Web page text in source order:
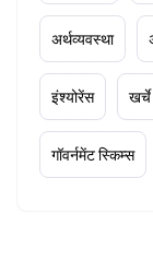
अर्थव्यवस्था
इंश्योरेंस खर्चे
गॉवर्नमेंट स्किम्स